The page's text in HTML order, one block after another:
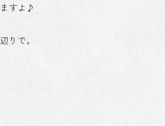
すよ♪
りで。